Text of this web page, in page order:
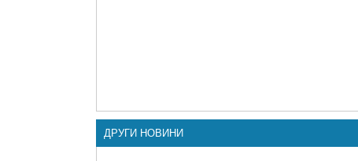
ДРУГИ НОВИНИ